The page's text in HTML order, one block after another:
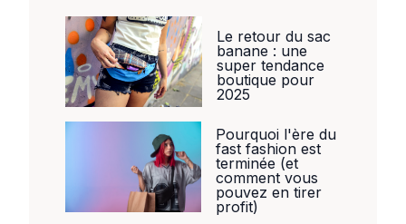
Le retour du sac
banane : une
super tendance
boutique pour
2025
Pourquoi l'ère du
fast fashion est
terminée (et
comment vous
pouvez en tirer
profit)